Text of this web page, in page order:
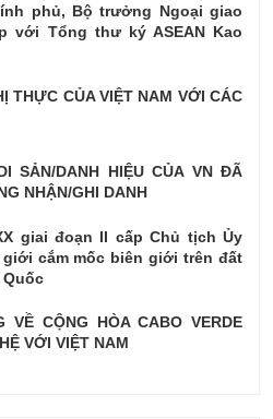
phủ, Bộ trưởng Ngoại giao
với Tổng thư ký ASEAN Kao
THỰC CỦA VIỆT NAM VỚI CÁC
SẢN/DANH HIỆU CỦA VN ĐÃ
NHẬN/GHI DANH
giai đoạn II cấp Chủ tịch Ủy
cắm mốc biên giới trên đất
Quốc
VỀ CỘNG HÒA CABO VERDE
VỚI VIỆT NAM